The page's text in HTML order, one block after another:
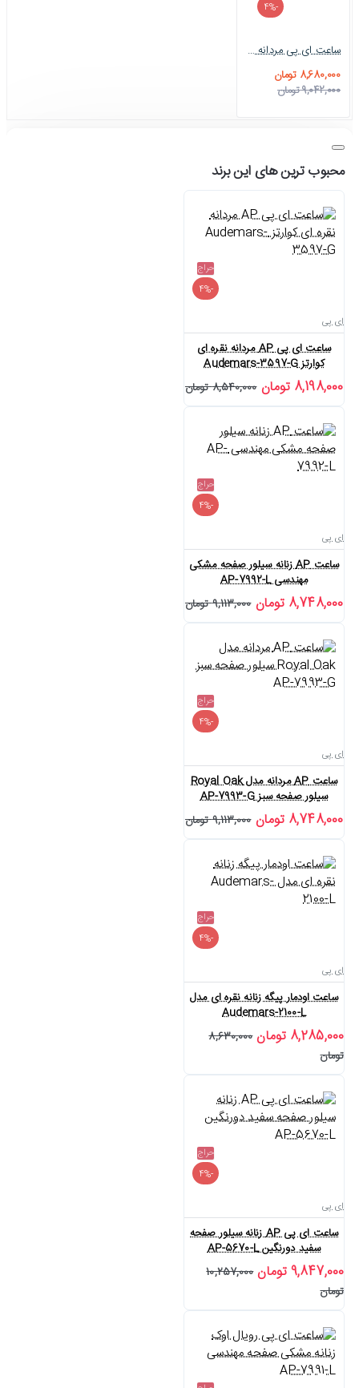
-4%
ساعت ای پی مردانه استیل صفحه سرمه ای مشکی AP-9840-G
8,680,000 تومان
9,042,000 تومان
محبوب ترین های این برند
حراج
-4%
ای پی
ساعت ای پی AP مردانه نقره ای
کوارتز Audemars-3597-G
8,198,000 تومان 8,540,000 تومان
حراج
-4%
ای پی
ساعت AP زنانه سیلور صفحه مشکی
مهندسی AP-7992-L
8,748,000 تومان 9,113,000 تومان
حراج
-4%
ای پی
ساعت AP مردانه مدل Royal Oak
سیلور صفحه سبز AP-7993-G
8,748,000 تومان 9,113,000 تومان
حراج
-4%
ای پی
ساعت اودمار پیگه زنانه نقره ای مدل
Audemars-2100-L
8,285,000 تومان
8,630,000
تومان
حراج
-4%
ای پی
ساعت ای پی AP زنانه سیلور صفحه
سفید دورنگین AP-5670-L
9,847,000 تومان
10,257,000
تومان